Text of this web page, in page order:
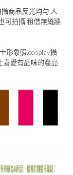
商品反光均勻 人
可拍攝,租借無縫牆
形象照,cosplay攝
喜愛有品味的產品